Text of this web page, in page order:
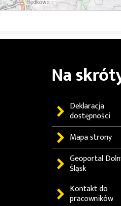
Na
Deklaracja
dostępności
Mapa strony
Geoportal
Śląsk
Kontakt do
pracowników